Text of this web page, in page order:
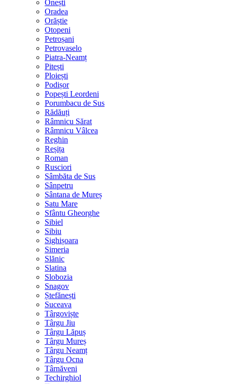
Onești
Oradea
Orăștie
Otopeni
Petroșani
Petrovaselo
Piatra-Neamț
Pitești
Ploiești
Podișor
Popești Leordeni
Porumbacu de Sus
Rădăuți
Râmnicu Sărat
Râmnicu Vâlcea
Reghin
Reșița
Roman
Rusciori
Sâmbăta de Sus
Sânpetru
Sântana de Mureș
Satu Mare
Sfântu Gheorghe
Sibiel
Sibiu
Sighișoara
Simeria
Slănic
Slatina
Slobozia
Snagov
Ștefănești
Suceava
Târgoviște
Târgu Jiu
Târgu Lăpuș
Târgu Mureș
Târgu Neamț
Târgu Ocna
Târnăveni
Techirghiol